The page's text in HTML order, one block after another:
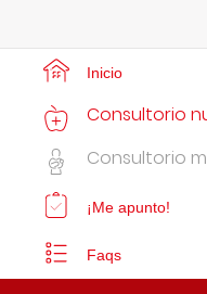
Inicio
Consultorio
Consultorio
¡Me apunto!
Faqs